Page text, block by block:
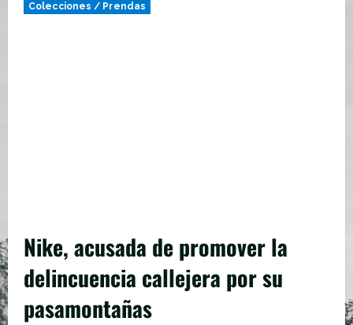
Colecciones / Prendas
Nike, acusada de promover la
delincuencia callejera por su
pasamontañas